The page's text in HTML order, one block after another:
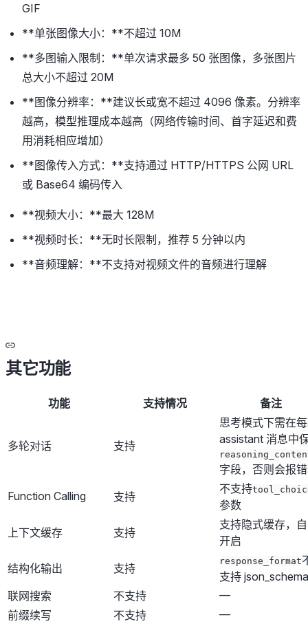
GIF
**单张图像大小：**不超过 10M
**多图输入限制：**单次请求最多 50 张图像，多张图片
总大小不超过 20M
**图像分辨率：**建议长或宽不超过 4096 像素。分辨率
越高，模型推理成本越高（网络传输时间、首字延迟和费
用消耗相应增加）
**图像传入方式：**支持通过 HTTP/HTTPS 公网 URL
或 Base64 编码传入
**视频大小：**最大 128M
**视频时长：**无时长限制，推荐 5 分钟以内
**音频理解：**不支持对视频文件的音频进行理解
其它功能
功能 支持情况 备注
多轮对话 支持
思考模式下需在
assistant 消息中
字段，否则会报错
Function Calling
支持
不支持
参数
上下文缓存
支持
支持隐式缓存，
开启
结构化输出
支持
response_format
支持 json_schema
联网搜索
不支持
—
前缀续写
不支持 —